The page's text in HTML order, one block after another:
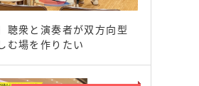
聴衆と演奏者が双方向型
む場を作りたい